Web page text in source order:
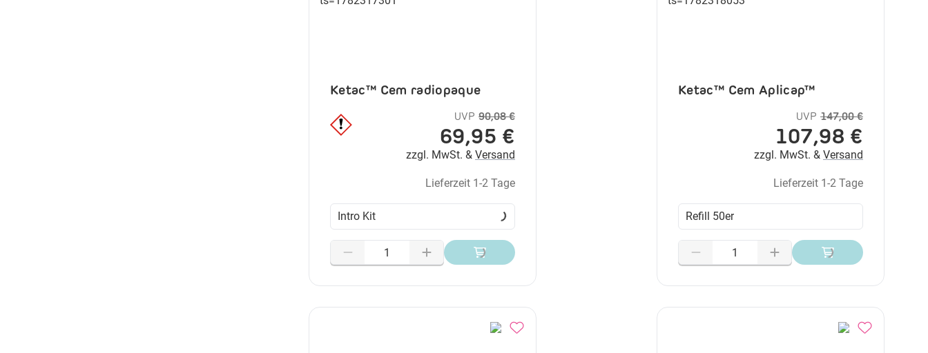
Ketac™ Cem radiopaque
UVP 90,08 €
69,95 €
zzgl. MwSt. & Versand
Lieferzeit 1-2 Tage
Intro Kit
Ketac™ Cem Aplicap™
UVP 147,00 €
107,98 €
zzgl. MwSt. & Versand
Lieferzeit 1-2 Tage
Refill 50er